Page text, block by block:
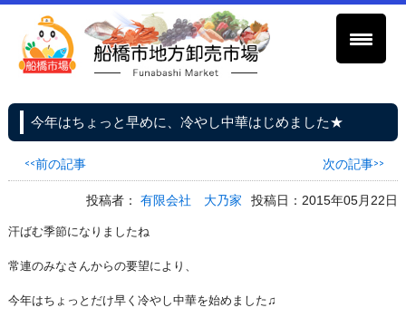
今年はちょっと早めに、冷やし中華はじめました★
<<前の記事 次の記事>>
投稿者：有限会社 大乃家 投稿日：2015年05月22日
汗ばむ季節になりましたね
常連のみなさんからの要望により、
今年はちょっとだけ早く冷やし中華を始めました♫